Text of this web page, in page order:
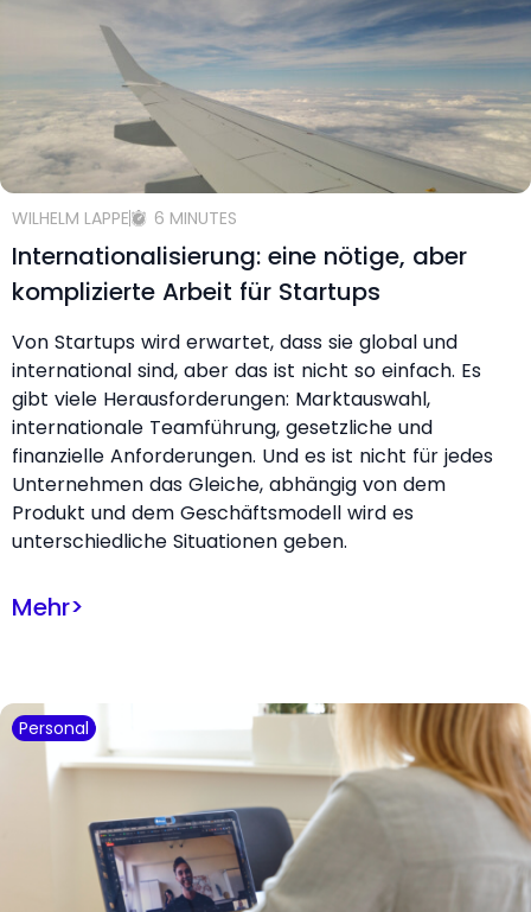
WILHELM LAPPE 6 MINUTES
Internationalisierung: eine nötige, aber
komplizierte Arbeit für Startups
Von Startups wird erwartet, dass sie global und
international sind, aber das ist nicht so einfach. Es
gibt viele Herausforderungen: Marktauswahl,
internationale Teamführung, gesetzliche und
finanzielle Anforderungen. Und es ist nicht für jedes
Unternehmen das Gleiche, abhängig von dem
Produkt und dem Geschäftsmodell wird es
unterschiedliche Situationen geben.
Mehr>
Personal